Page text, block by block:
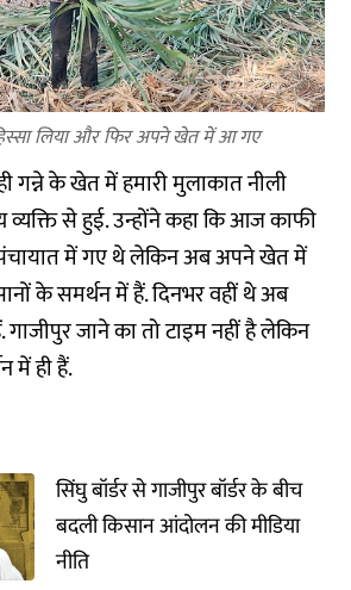
लिया और फिर अपने खेत में आ गए
गन्ने के खेत में हमारी मुलाकात नीली
से हुई. उन्होंने कहा कि आज काफी
में गए थे लेकिन अब अपने खेत में
के समर्थन में हैं. दिनभर वहीं थे अब
जाने का तो टाइम नहीं है लेकिन
में ही हैं.
सिंघु बॉर्डर से गाजीपुर बॉर्डर के बीच
बदली किसान आंदोलन की मीडिया
नीति